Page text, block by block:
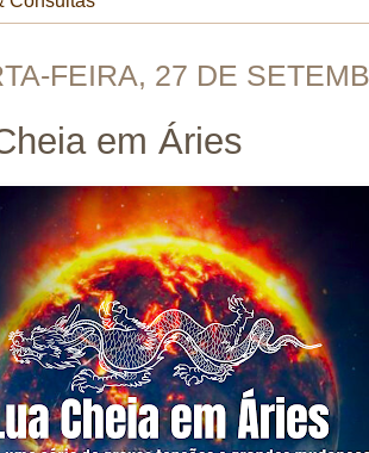
FEIRA, 27 DE
em Áries